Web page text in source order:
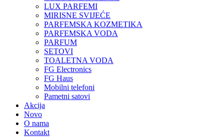
LUX PARFEMI
MIRISNE SVIJEĆE
PARFEMSKA KOZMETIKA
PARFEMSKA VODA
PARFUM
SETOVI
TOALETNA VODA
FG Electronics
FG Haus
Mobilni telefoni
Pametni satovi
Akcija
Novo
O nama
Kontakt